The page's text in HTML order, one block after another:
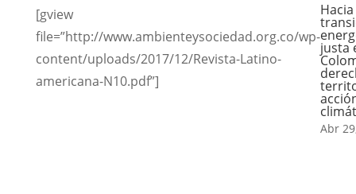
[gview
file=”http://www.ambienteysociedad.org.co/wp-
content/uploads/2017/12/Revista-Latino-
americana-N10.pdf”]
justa
Abr